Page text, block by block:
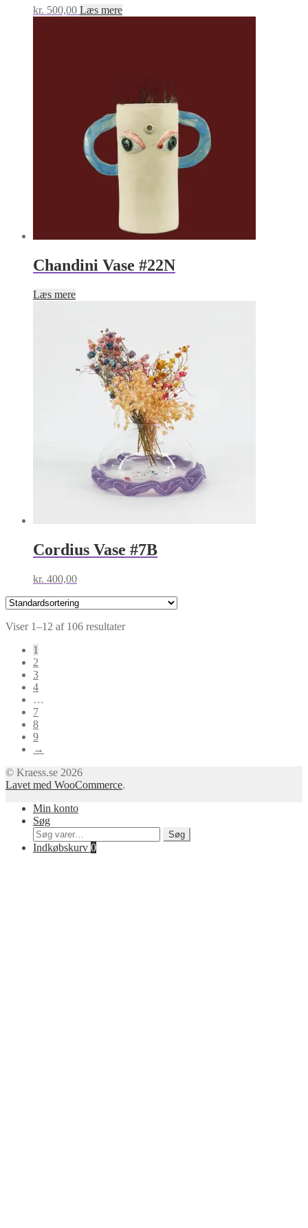
kr. 500,00 Læs mere
Chandini Vase #22N
Læs mere
Cordius Vase #7B
kr. 400,00
Viser 1–12 af 106 resultater
1
2
3
4
…
7
8
9
→
© Kraess.se 2026
Lavet med WooCommerce.
Min konto
Søg
Søg
efter:
Søg
Indkøbskurv 0